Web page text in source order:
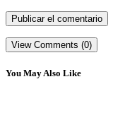
View Comments (0)
You May Also Like